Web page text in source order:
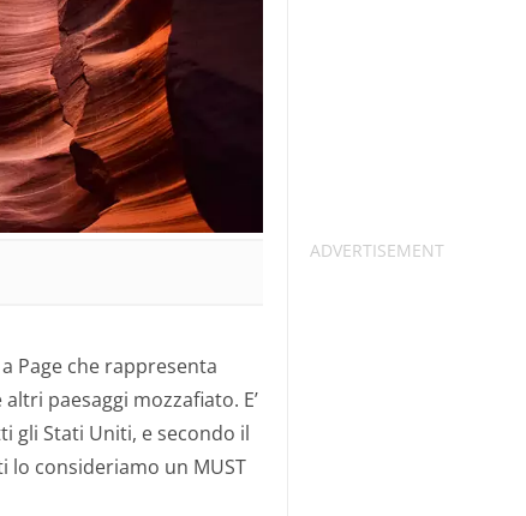
Page che rappresenta
paesaggi mozzafiato. E’
gli Stati Uniti, e secondo il
consideriamo un MUST